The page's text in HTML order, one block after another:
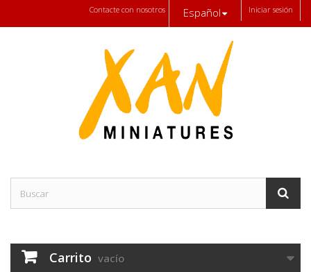
Iniciar sesión
Español
Contacte con nosotros
Carrito vacío